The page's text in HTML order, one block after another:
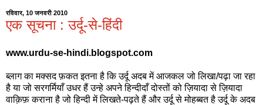
रविवार, 10 जनवरी 2010
एक सूचना : उर्दू-से-हिंदी
www.urdu-se-hindi.blogspot.com
ब्लाग का मक्सद फ़कत इतना है कि उर्दू अदब में आजकल जो लिखा/पढ़ा जा रहा
है या जो सरगर्मियाँ उधर हैं उन्हे अपने हिन्दीदाँ दोस्तों को ज़ियादा से ज़ियादा
वाक़िफ़ कराना है जो हिन्दी में लिखते-पढ़ते हैं और उर्दू से मोहब्बत है उर्दू के अदब